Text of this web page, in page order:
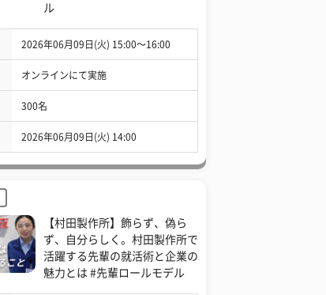
ル
2026年06月09日(火) 15:00〜16:00
オンラインにて実施
300名
2026年06月09日(火) 14:00
【村田製作所】飾らず、偽ら
ず、自分らしく。村田製作所で
活躍する先輩の就活術と企業の
魅力とは #先輩ロールモデル